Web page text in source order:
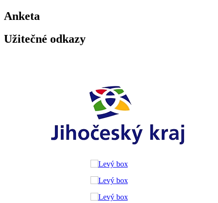
Anketa
Užitečné odkazy